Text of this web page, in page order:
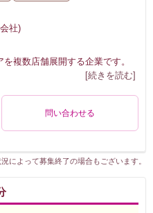
社)
複数店舗展開する企業です。
[続きを読む]
問い合わせる
によって募集終了の場合もございます。